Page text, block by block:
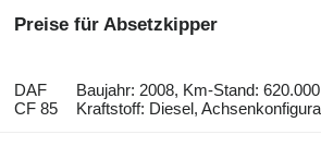
Preise für Absetzkipper
DAF
CF 85
Baujahr: 2008, Km-Stand:
Kraftstoff: Diesel,